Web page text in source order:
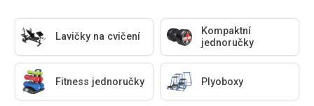
Lavičky na cvičení
Kompaktní
jednoručky
Fitness jednoručky Plyoboxy